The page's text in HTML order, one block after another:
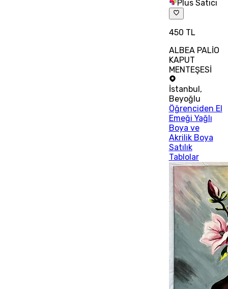
Plus Satıcı
450 TL
ALBEA PALİO
KAPUT
MENTEŞESİ
İstanbul,
Beyoğlu
Öğrenciden El
Emeği Yağlı
Boya ve
Akrilik Boya
Satılık
Tablolar